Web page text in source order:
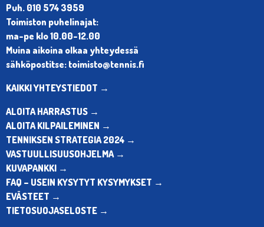
Puh. 010 574 3959
Toimiston puhelinajat:
ma-pe klo 10.00-12.00
Muina aikoina olkaa yhteydessä
sähköpostitse: toimisto@tennis.fi
KAIKKI YHTEYSTIEDOT →
ALOITA HARRASTUS →
ALOITA KILPAILEMINEN →
TENNIKSEN STRATEGIA 2024 →
VASTUULLISUUSOHJELMA →
KUVAPANKKI →
FAQ – USEIN KYSYTYT KYSYMYKSET →
EVÄSTEET →
TIETOSUOJASELOSTE →